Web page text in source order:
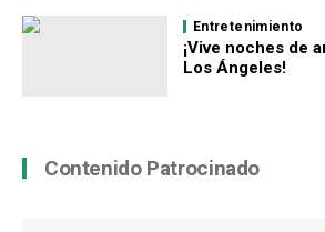
Entretenimiento
¡Vive noches de
Los Ángeles!
Contenido Patrocinado